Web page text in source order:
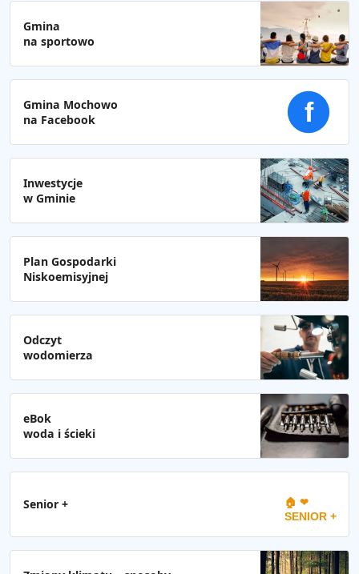
Gmina
na sportowo
Gmina Mochowo
na Facebook
f
Inwestycje
w Gminie
Plan Gospodarki
Niskoemisyjnej
Odczyt
wodomierza
eBok
woda i ścieki
Senior + 🏠 ❤
SENIOR +